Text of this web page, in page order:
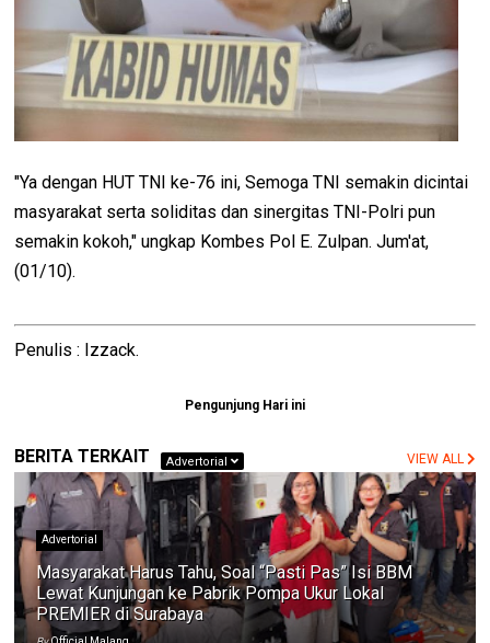
"Ya dengan HUT TNI ke-76 ini, Semoga TNI semakin dicintai
masyarakat serta soliditas dan sinergitas TNI-Polri pun
semakin kokoh," ungkap Kombes Pol E. Zulpan. Jum'at,
(01/10).
Penulis : Izzack.
Pengunjung Hari ini
BERITA TERKAIT Advertorial VIEW ALL
Advertorial
Masyarakat Harus Tahu, Soal “Pasti Pas” Isi BBM
Lewat Kunjungan ke Pabrik Pompa Ukur Lokal
PREMIER di Surabaya